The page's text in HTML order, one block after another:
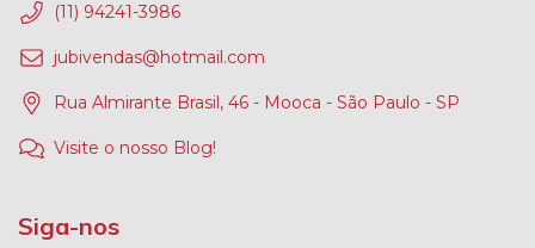
(11) 94241-3986
jubivendas@hotmail.com
Rua Almirante Brasil, 46 - Mooca - São Paulo - SP
Visite o nosso Blog!
Siga-nos